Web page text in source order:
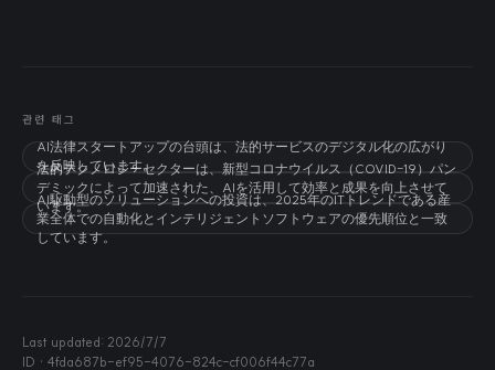
관련 태그
AI法律スタートアップの台頭は、法的サービスのデジタル化の広がり
を反映しています。
法的テクノロジーセクターは、新型コロナウイルス（COVID-19）パン
デミックによって加速された、AIを活用して効率と成果を向上させて
います。
AI駆動型のソリューションへの投資は、2025年のITトレンドである産
業全体での自動化とインテリジェントソフトウェアの優先順位と一致
しています。
Last updated: 2026/7/7
ID · 4fda687b-ef95-4076-824c-cf006f44c77a